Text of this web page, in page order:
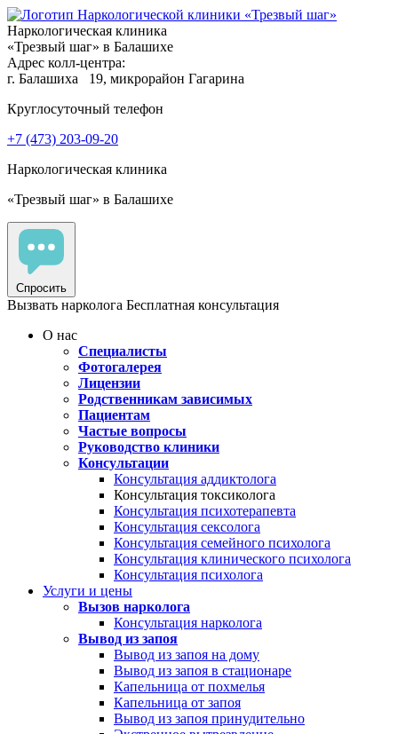
Наркологическая клиника
«Трезвый шаг» в Балашихе
Адрес колл-центра:
г. Балашиха
19, микрорайон Гагарина
Круглосуточный телефон
+7 (473) 203-09-20
Наркологическая клиника
«Трезвый шаг» в Балашихе
Спросить
Вызвать нарколога Бесплатная консультация
О нас
Специалисты
Фотогалерея
Лицензии
Родственникам зависимых
Пациентам
Частые вопросы
Руководство клиники
Консультации
Консультация аддиктолога
Консультация токсиколога
Консультация психотерапевта
Консультация сексолога
Консультация семейного психолога
Консультация клинического психолога
Консультация психолога
Услуги и цены
Вызов нарколога
Консультация нарколога
Вывод из запоя
Вывод из запоя на дому
Вывод из запоя в стационаре
Капельница от похмелья
Капельница от запоя
Вывод из запоя принудительно